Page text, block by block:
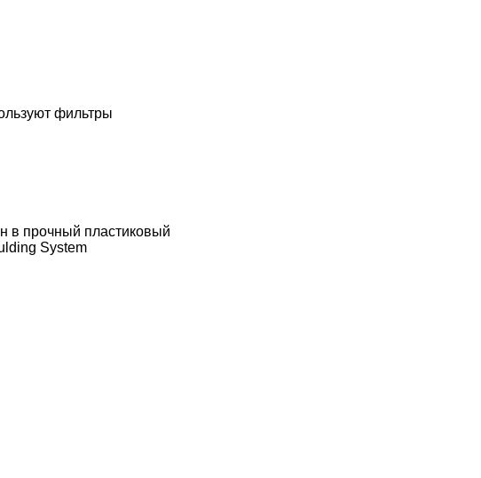
фильтры
в прочный пластиковый
System